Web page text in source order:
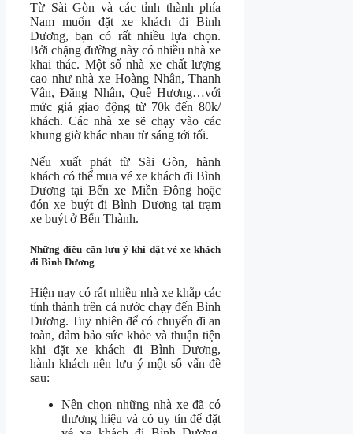
Từ Sài Gòn và các tỉnh thành phía
Nam muốn đặt xe khách đi Bình
Dương, bạn có rất nhiều lựa chọn.
Bởi chặng đường này có nhiều nhà xe
khai thác. Một số nhà xe chất lượng
cao như nhà xe Hoàng Nhân, Thanh
Vân, Đăng Nhân, Quê Hương…với
mức giá giao động từ 70k đến 80k/
khách. Các nhà xe sẽ chạy vào các
khung giờ khác nhau từ sáng tới tối.
Nếu xuất phát từ Sài Gòn, hành
khách có thể mua vé xe khách đi Bình
Dương tại Bến xe Miền Đông hoặc
đón xe buýt đi Bình Dương tại trạm
xe buýt ở Bến Thành.
Những điều cần lưu ý khi đặt vé xe khách
đi Bình Dương
Hiện nay có rất nhiều nhà xe khắp các
tỉnh thành trên cả nước chạy đến Bình
Dương. Tuy nhiên để có chuyến đi an
toàn, đảm bảo sức khỏe và thuận tiện
khi đặt xe khách đi Bình Dương,
hành khách nên lưu ý một số vấn đề
sau:
Nên chọn những nhà xe đã có
thương hiệu và có uy tín để đặt